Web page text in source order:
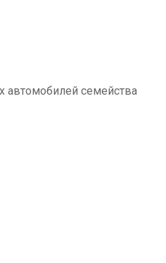
автомобилей семейства